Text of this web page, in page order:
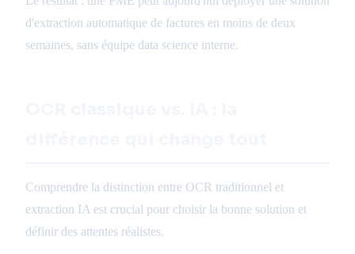
d'extraction automatique de factures en moins de deux
semaines, sans équipe data science interne.
Comprendre la distinction entre OCR traditionnel et
extraction IA est crucial pour choisir la bonne solution et
définir des attentes réalistes.